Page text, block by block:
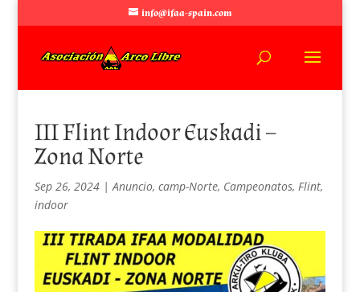
info@ifaa-spain.com
III Flint Indoor Euskadi –
Zona Norte
Sep 26, 2024|Anuncio, camp-Norte, Campeonatos, Flint,
indoor